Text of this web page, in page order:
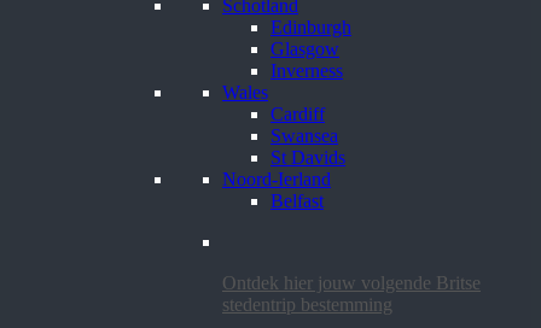
Schotland
Edinburgh
Glasgow
Inverness
Wales
Cardiff
Swansea
St Davids
Noord-Ierland
Belfast
Ontdek hier jouw volgende Britse
stedentrip bestemming